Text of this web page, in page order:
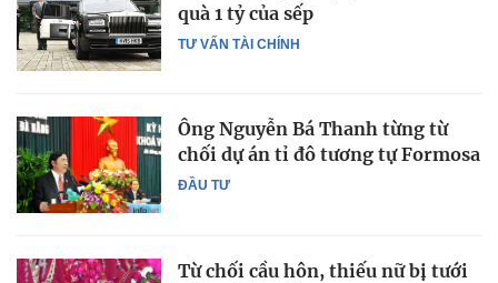
TƯ VẤN TÀI CHÍNH
quà 1 tỷ của sếp
ĐẦU TƯ
Ông Nguyễn Bá Thanh từng từ
chối dự án tỉ đô tương tự Formosa
Từ chối cầu hôn, thiếu nữ bị tưới